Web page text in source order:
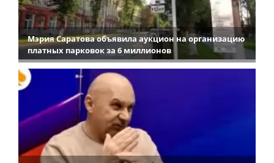
Мэрия Саратова объявила аукцион на организацию
платных парковок за 6 миллионов